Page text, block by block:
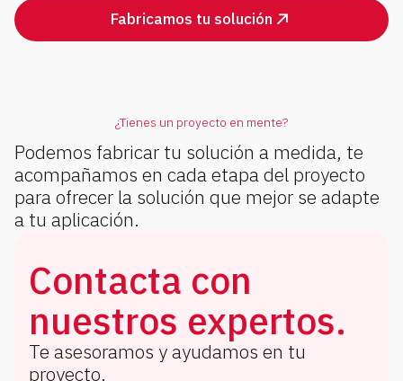
Fabricamos tu solución
¿Tienes un proyecto en mente?
Podemos fabricar tu solución a medida, te
acompañamos en cada etapa del proyecto
para ofrecer la solución que mejor se adapte
a tu aplicación.
Contacta con
nuestros expertos.
Te asesoramos y ayudamos en tu
proyecto.